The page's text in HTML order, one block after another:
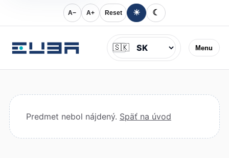
A− A+ Reset ☀ ☾
Menu
Jazyk
🇸🇰
Predmet nebol nájdený. Späť na úvod